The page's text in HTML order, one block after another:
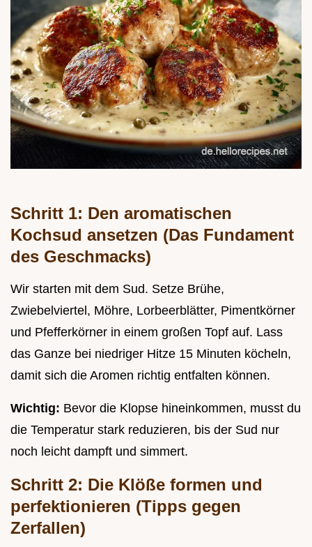
Schritt 1: Den aromatischen
Kochsud ansetzen (Das Fundament
des Geschmacks)
Wir starten mit dem Sud. Setze Brühe,
Zwiebelviertel, Möhre, Lorbeerblätter, Pimentkörner
und Pfefferkörner in einem großen Topf auf. Lass
das Ganze bei niedriger Hitze 15 Minuten köcheln,
damit sich die Aromen richtig entfalten können.
Wichtig: Bevor die Klopse hineinkommen, musst du
die Temperatur stark reduzieren, bis der Sud nur
noch leicht dampft und simmert.
Schritt 2: Die Klöße formen und
perfektionieren (Tipps gegen
Zerfallen)